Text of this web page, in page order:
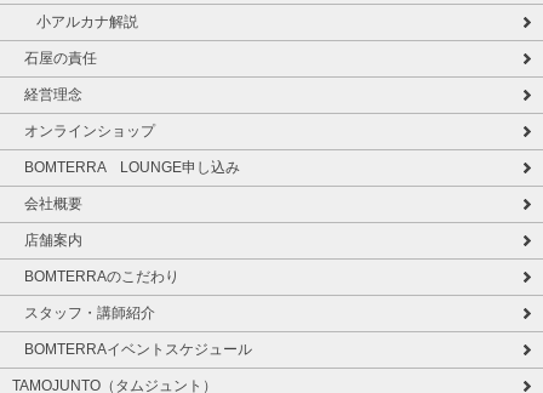
小アルカナ解説
石屋の責任
経営理念
オンラインショップ
BOMTERRA LOUNGE申し込み
会社概要
店舗案内
BOMTERRAのこだわり
スタッフ・講師紹介
BOMTERRAイベントスケジュール
TAMOJUNTO（タムジュント）